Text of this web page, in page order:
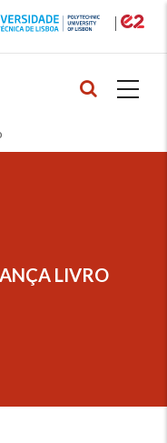
LIVRO